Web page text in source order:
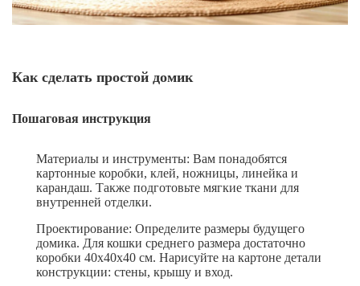
Как сделать простой домик
Пошаговая инструкция
Материалы и инструменты: Вам понадобятся
картонные коробки, клей, ножницы, линейка и
карандаш. Также подготовьте мягкие ткани для
внутренней отделки.
Проектирование: Определите размеры будущего
домика. Для кошки среднего размера достаточно
коробки 40x40x40 см. Нарисуйте на картоне детали
конструкции: стены, крышу и вход.